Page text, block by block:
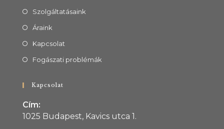
Szolgáltatásaink
Áraink
Kapcsolat
Fogászati problémák
Kapcsolat
Cím:
1025 Budapest, Kavics utca 1.